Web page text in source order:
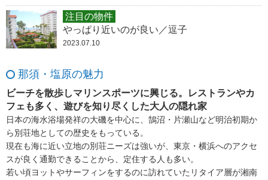
注目の物件
やっぱり近いのが良い／逗子
2023.07.10
那須・塩原の魅力
ビーチを散歩しマリンスポーツに興じる。レストランやカ
フェも多く、遊びを知り尽くした大人の隠れ家
日本の海水浴場発祥の大磯を中心に、鵠沼・片瀬山など明治初期か
ら別荘地としての歴史をもっている。
現在も海に近い立地の別荘ニーズは強いが、東京・横浜へのアクセ
スが良く通勤できることから、定住する人も多い。
若い頃ヨットやサーフィンをするのに訪れていたリタイア層が湘南